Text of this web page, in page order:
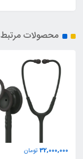
محصولات مرتبط
32,000,000 تومان